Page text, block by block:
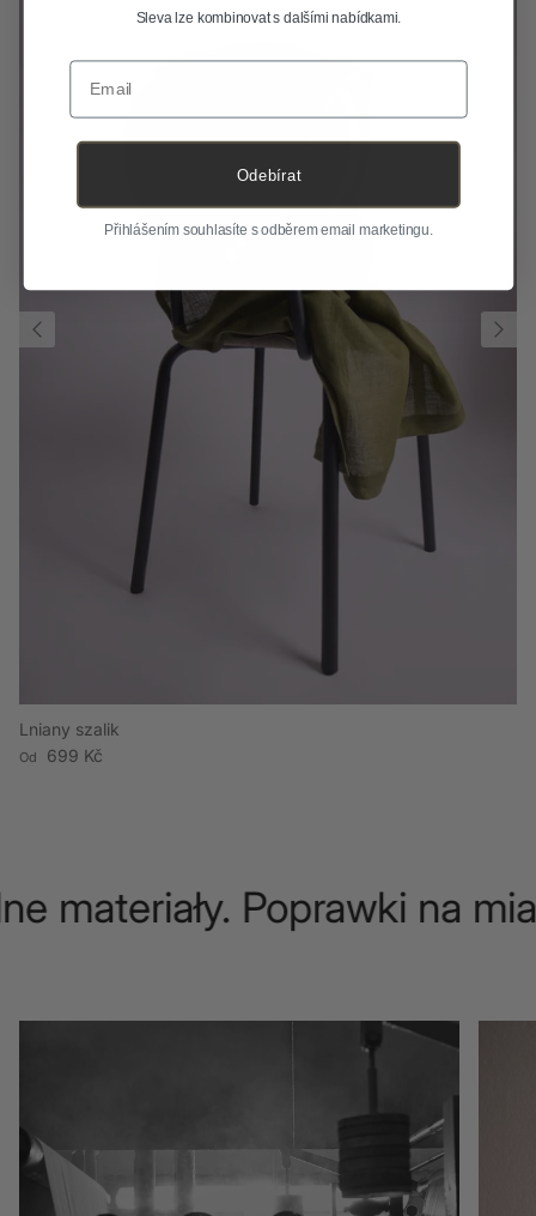
Lniany szalik
Cena regularna
Od 699 Kč
materiały. Poprawki na
Sleva lze kombinovat s dalšími nabídkami.
Email
Odebírat
Přihlášením souhlasíte s odběrem email marketingu.